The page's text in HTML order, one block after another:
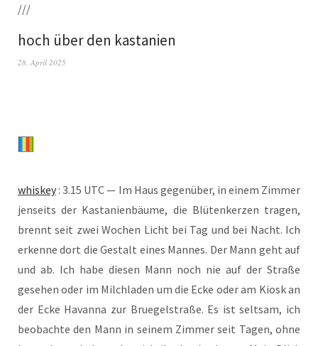
///
hoch über den kastanien
28. April 2025
whis­key: 3.15 UTC — Im Haus gegen­über, in einem Zim­mer
jen­seits der Kas­ta­ni­en­bäu­me, die Blü­ten­ker­zen tra­gen,
brennt seit zwei Wochen Licht bei Tag und bei Nacht. Ich
erken­ne dort die Gestalt eines Man­nes. Der Mann geht auf
und ab. Ich habe die­sen Mann noch nie auf der Stra­ße
gese­hen oder im Milch­la­den um die Ecke oder am Kiosk an
der Ecke Havan­na zur Brue­gel­stra­ße. Es ist selt­sam, ich
beob­ach­te den Mann in sei­nem Zim­mer seit Tagen, ohne